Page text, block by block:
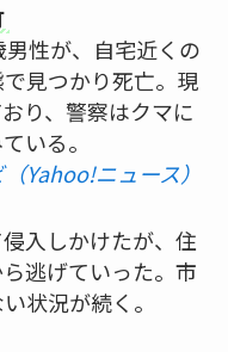
性が、自宅近くの
見つかり死亡。現
り、警察はクマに
いる。
Yahoo!ニュース）
入しかけたが、住
逃げていった。市
状況が続く。